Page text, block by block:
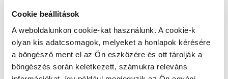
Cookie beállítások
A weboldalunkon cookie-kat használunk. A cookie-k
olyan kis adatcsomagok, melyeket a honlapok kérésére
a böngésző ment el az Ön eszközére és ott tárolják a
böngészés során keletkezett, számukra releváns
alkalmazzon „nem fényálló” jelzéssel ellátott színt
kifakulhatnak.
A gépi színkeverés pontosságának megítélésére
megfelelő színmérő berendezés alkalmas, mivel a
szemünkkel látott színt sok tényező (a referencia
RAL, NCS, és PPG Voice of Color színskálákban történő
alábbiak szerint:
- RAL kód: a RAL szó után szóközzel írjon be 4
számkaraktert (pl. RAL 7001)
- NCS kód: az S betű után szóközzel írjon be 4